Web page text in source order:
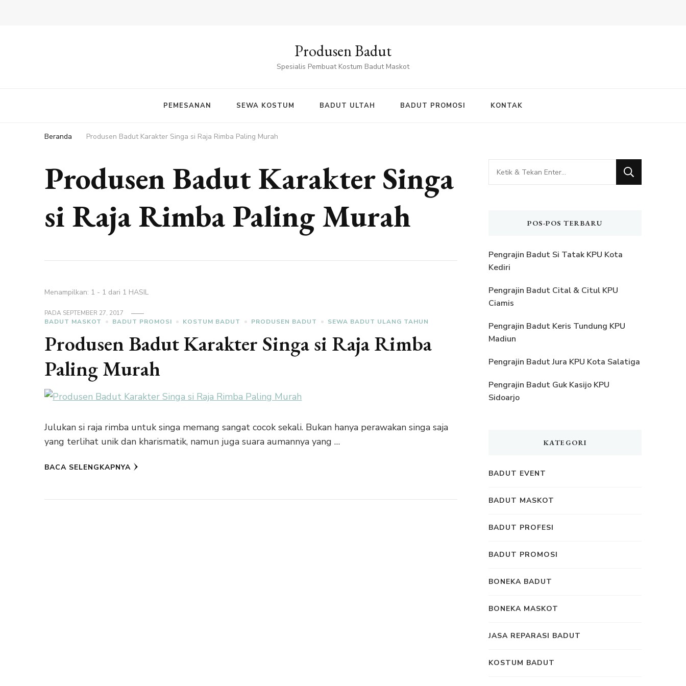
Produsen Badut
Spesialis Pembuat Kostum Badut Maskot
PEMESANAN SEWA KOSTUM BADUT ULTAH BADUT PROMOSI KONTAK
Beranda Produsen Badut Karakter Singa si Raja Rimba Paling Murah
Produsen Badut Karakter Singa
si Raja Rimba Paling Murah
Menampilkan: 1 - 1 dari 1 HASIL
PADA SEPTEMBER 27, 2017
BADUT MASKOT
BADUT PROMOSI KOSTUM BADUT PRODUSEN BADUT SEWA BADUT ULANG TAHUN
Produsen Badut Karakter Singa si Raja Rimba
Paling Murah
Julukan si raja rimba untuk singa memang sangat cocok sekali. Bukan hanya perawakan singa saja
yang terlihat unik dan kharismatik, namun juga suara aumannya yang …
BACA SELENGKAPNYA
Mencari
Sesuatu?
POS-POS TERBARU
Pengrajin Badut Si Tatak KPU Kota
Kediri
Pengrajin Badut Cital & Citul KPU
Ciamis
Pengrajin Badut Keris Tundung KPU
Madiun
Pengrajin Badut Jura KPU Kota Salatiga
Pengrajin Badut Guk Kasijo KPU
Sidoarjo
KATEGORI
BADUT EVENT
BADUT MASKOT
BADUT PROFESI
BADUT PROMOSI
BONEKA BADUT
BONEKA MASKOT
JASA REPARASI BADUT
KOSTUM BADUT